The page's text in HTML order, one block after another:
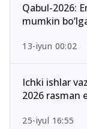
Qabul-2026:
mumkin
13-iyun 00:02
Ichki ishlar
2026 rasman
25-iyul 16:55